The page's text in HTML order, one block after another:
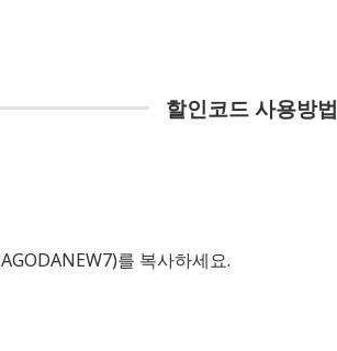
할인코드 사용방법
를 복사하세요.